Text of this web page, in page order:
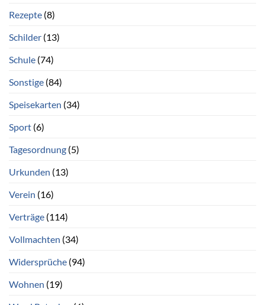
Rezepte (8)
Schilder (13)
Schule (74)
Sonstige (84)
Speisekarten (34)
Sport (6)
Tagesordnung (5)
Urkunden (13)
Verein (16)
Verträge (114)
Vollmachten (34)
Widersprüche (94)
Wohnen (19)